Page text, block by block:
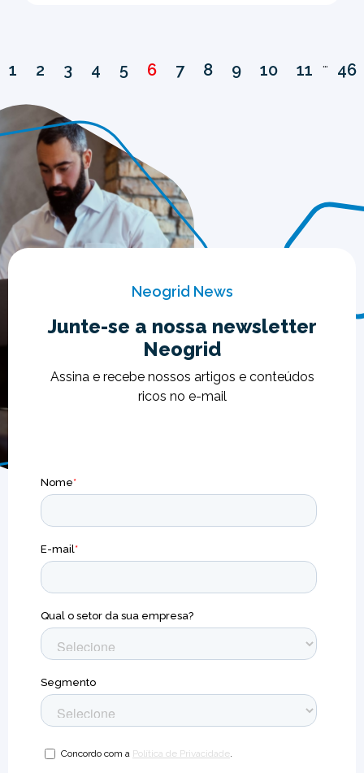
1 2 3 4 5 6 7 8 9 10 11 … 46
Neogrid News
Junte-se a nossa newsletter
Neogrid
Assina e recebe nossos artigos e conteúdos
ricos no e-mail